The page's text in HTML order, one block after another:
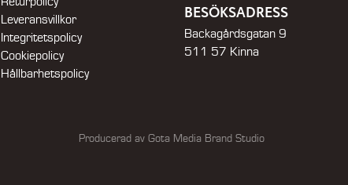
Leveransvillkor
Integritetspolicy
Cookiepolicy
Hållbarhetspolicy
BESÖKSADRESS
Backagårdsgatan 9
511 57 Kinna
Producerad av Gota Media Brand Studio